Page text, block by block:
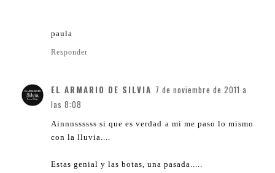
paula
Responder
EL ARMARIO DE SILVIA 7 de noviembre de 2011 a
las 8:08
Ainnnssssss si que es verdad a mi me paso lo mismo
con la lluvia....
Estas genial y las botas, una pasada.....